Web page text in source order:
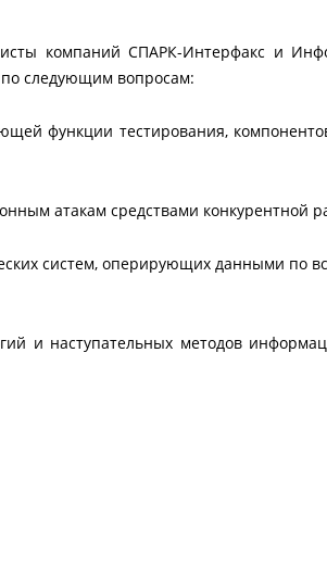
компаний СПАРК-Интерфакс и
следующим вопросам:
функции тестирования,
атакам средствами конкурентной
систем, оперирующих данными по
и наступательных методов